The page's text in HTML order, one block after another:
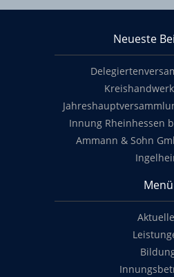
Neueste
Innung Rheinhessen
Ammann & Sohn
Menü